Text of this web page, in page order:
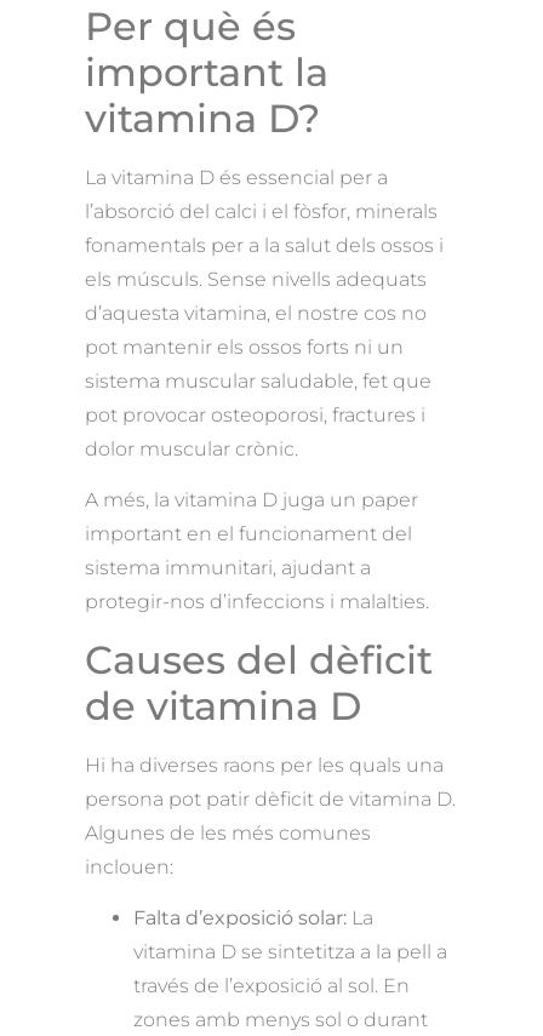
Per què és
important la
vitamina D?
La vitamina D és essencial per a
l’absorció del calci i el fòsfor, minerals
fonamentals per a la salut dels ossos i
els músculs. Sense nivells adequats
d’aquesta vitamina, el nostre cos no
pot mantenir els ossos forts ni un
sistema muscular saludable, fet que
pot provocar osteoporosi, fractures i
dolor muscular crònic.
A més, la vitamina D juga un paper
important en el funcionament del
sistema immunitari, ajudant a
protegir-nos d’infeccions i malalties.
Causes del dèficit
de vitamina D
Hi ha diverses raons per les quals una
persona pot patir dèficit de vitamina D.
Algunes de les més comunes
inclouen:
Falta d’exposició solar: La
vitamina D se sintetitza a la pell a
través de l’exposició al sol. En
zones amb menys sol o durant